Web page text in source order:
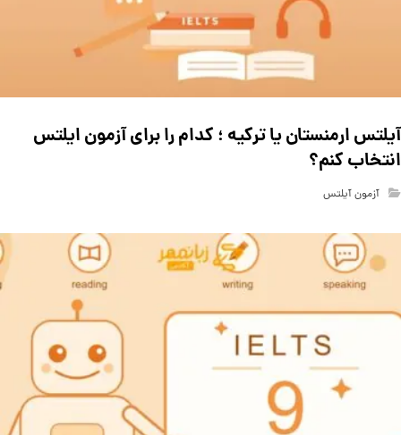
آیلتس ارمنستان یا ترکیه ؛ کدام را برای آزمون ایلتس
انتخاب کنم؟
آزمون آیلتس